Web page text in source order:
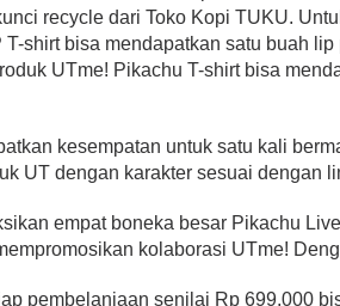
recycle dari Toko Kopi TUKU.
shirt bisa mendapatkan satu buah
UTme! Pikachu T-shirt bisa
kesempatan untuk satu kali
UT dengan karakter sesuai dengan
empat boneka besar Pikachu
kolaborasi UTme!
pembelanjaan senilai Rp 699,000